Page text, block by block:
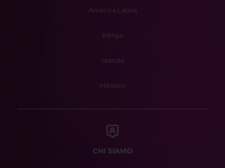
America Latina
Kenya
Islanda
Messico
CHI SIAMO